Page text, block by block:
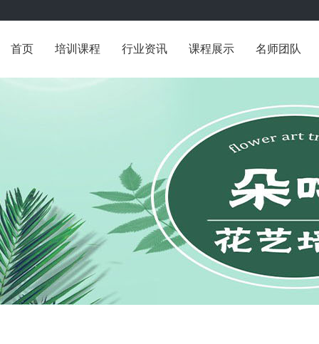
首页 培训课程 行业资讯 课程展示 名师团队